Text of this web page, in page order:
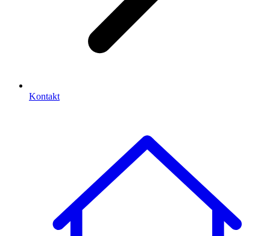
Kontakt